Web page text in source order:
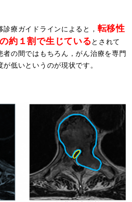
療ガイドラインによると， 転移性
約１割で生じているとされて
者の間ではもちろん，がん治療を専門
低いというのが現状です。